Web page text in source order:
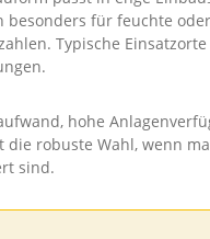
für feuchte
Typische
hohe
robuste Wahl, wenn
sind.